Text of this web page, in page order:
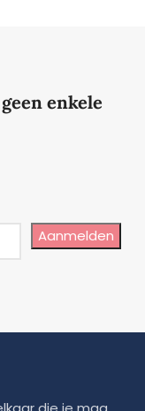
enkele
Aanmelden